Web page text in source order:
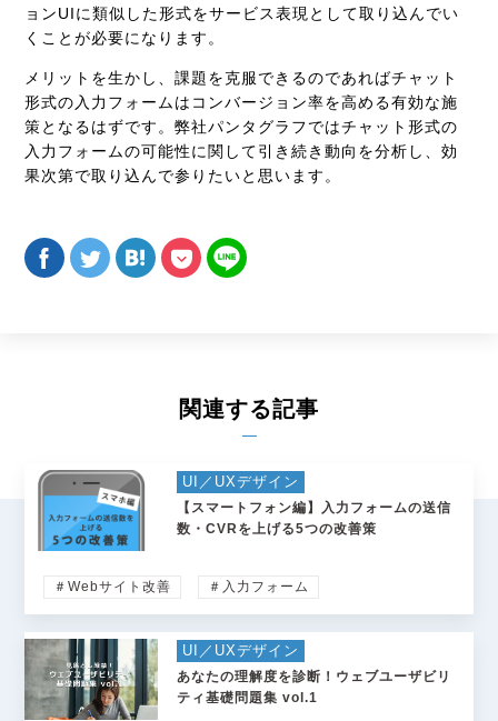
ョンUIに類似した形式をサービス表現として取り込んでい
くことが必要になります。
メリットを生かし、課題を克服できるのであればチャット
形式の入力フォームはコンバージョン率を高める有効な施
策となるはずです。弊社パンタグラフではチャット形式の
入力フォームの可能性に関して引き続き動向を分析し、効
果次第で取り込んで参りたいと思います。
関連する記事
UI／UXデザイン
【スマートフォン編】入力フォームの送信
数・CVRを上げる5つの改善策
＃Webサイト改善 ＃入力フォーム
UI／UXデザイン
あなたの理解度を診断！ウェブユーザビリ
ティ基礎問題集 vol.1